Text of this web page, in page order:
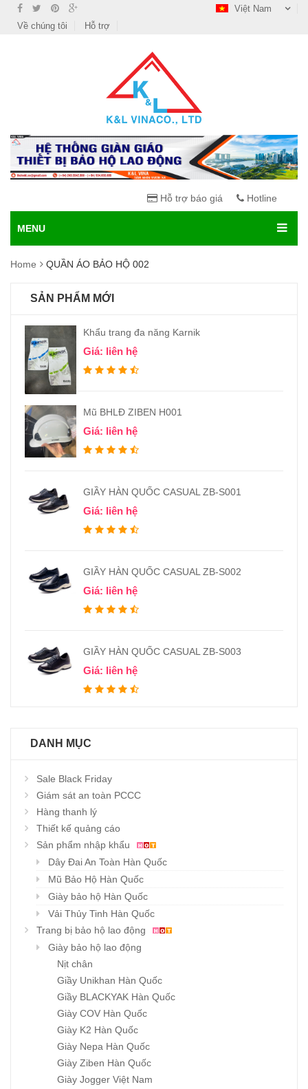
Việt Nam
Về chúng tôi
Hỗ trợ
Hỗ trợ báo giá Hotline
MENU
Home QUẦN ÁO BẢO HỘ 002
SẢN PHẨM MỚI
Khẩu trang đa năng Karnik
Giá: liên hệ
Mũ BHLĐ ZIBEN H001
Giá: liên hệ
GIẦY HÀN QUỐC CASUAL ZB-S001
Giá: liên hệ
GIẦY HÀN QUỐC CASUAL ZB-S002
Giá: liên hệ
GIẦY HÀN QUỐC CASUAL ZB-S003
Giá: liên hệ
DANH MỤC
Sale Black Friday
Giám sát an toàn PCCC
Hàng thanh lý
Thiết kế quảng cáo
Sản phẩm nhập khẩu
Dây Đai An Toàn Hàn Quốc
Mũ Bảo Hộ Hàn Quốc
Giày bảo hộ Hàn Quốc
Vải Thủy Tinh Hàn Quốc
Trang bị bảo hộ lao động
Giày bảo hộ lao động
Nịt chân
Giầy Unikhan Hàn Quốc
Giầy BLACKYAK Hàn Quốc
Giày COV Hàn Quốc
Giày K2 Hàn Quốc
Giày Nepa Hàn Quốc
Giày Ziben Hàn Quốc
Giày Jogger Việt Nam